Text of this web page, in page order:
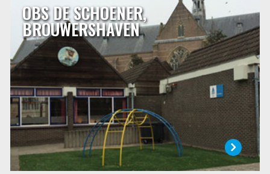
OBS DE SCHOENER,
BROUWERSHAVEN
OBS DE SCHOENER, BROUWERSHAVEN
De Schoener is een openbare school waar alle leerlingen
welkom zijn. Een uitgelezen kans om van en over elkaar te
leren.
LEES MEER